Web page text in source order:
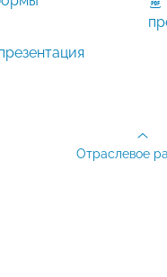
Отраслевое